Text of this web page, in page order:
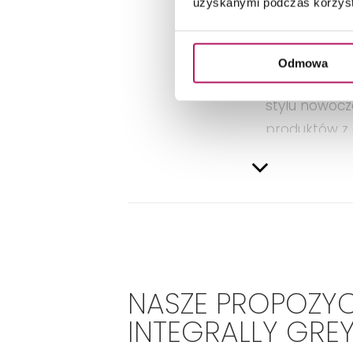
uzyskanymi podczas
Odmowa
OPIS
Płytki
stylu
produktów z
we
DANE
NASZE
INTEGRALLY